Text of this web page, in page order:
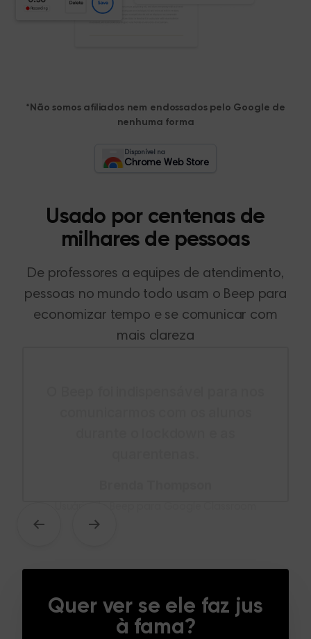
*Não somos afiliados nem endossados pelo Google de
nenhuma forma
Disponível na
Chrome Web Store
Usado por centenas de
milhares de pessoas
De professores a equipes de atendimento,
pessoas no mundo todo usam o Beep para
economizar tempo e se comunicar com
mais clareza
Anterior Próximo
Quer ver se ele faz jus
à fama?